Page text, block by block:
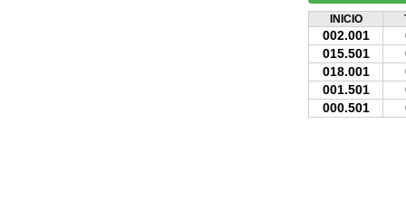
INICIO
002.001
015.501
018.001
001.501
000.501